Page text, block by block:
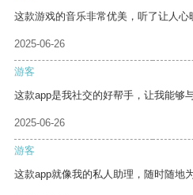
这款游戏的音乐非常优美，听了让人心
2025-06-26
游客
这款app是我社交的好帮手，让我能够
2025-06-26
游客
这款app就像我的私人助理，随时随地